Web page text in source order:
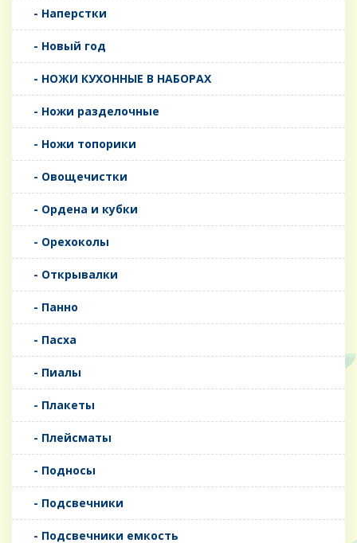
- Наперстки
- Новый год
- НОЖИ КУХОННЫЕ В НАБОРАХ
- Ножи разделочные
- Ножи топорики
- Овощечистки
- Ордена и кубки
- Орехоколы
- Открывалки
- Панно
- Пасха
- Пиалы
- Плакеты
- Плейсматы
- Подносы
- Подсвечники
- Подсвечники емкость